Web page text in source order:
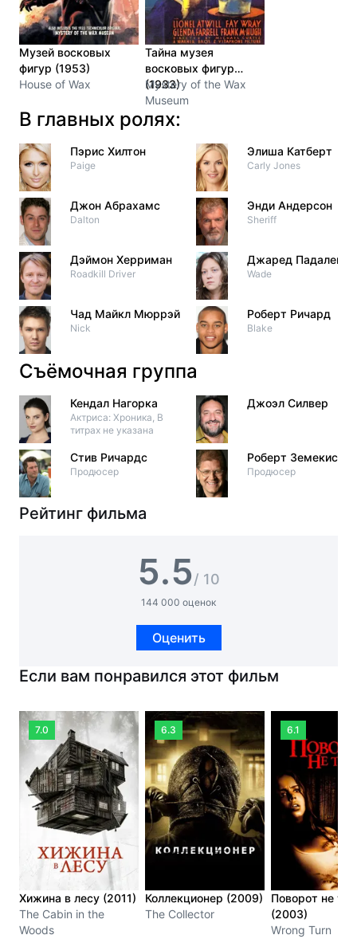
Музей восковых
фигур (1953)
House of Wax
Тайна музея
восковых фигур
(1933)
Mystery of the Wax
Museum
В главных ролях:
Пэрис Хилтон
Paige
Джон Абрахамс
Dalton
Дэймон Херриман
Roadkill Driver
Чад Майкл Мюррэй
Nick
Элиша Катберт
Carly Jones
Энди Андерсон
Sheriff
Джаред Падалеки
Wade
Роберт Ричард
Blake
Съёмочная группа
Кендал Нагорка
Актриса: Хроника, В
титрах не указана
Стив Ричардс
Продюсер
Джоэл Силвер
Роберт Земекис
Продюсер
Рейтинг фильма
5.5/ 10
144 000 оценок
Оценить
Если вам понравился этот фильм
7.0
Хижина в лесу (2011)
The Cabin in the
Woods
6.3
Коллекционер (2009)
The Collector
6.1
Поворот не
(2003)
Wrong Turn